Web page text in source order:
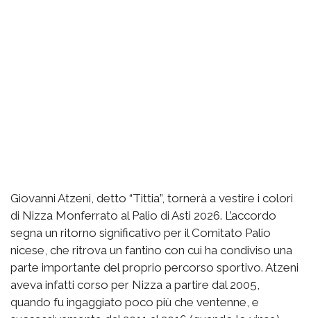
Giovanni Atzeni, detto “Tittia”, tornerà a vestire i colori
di Nizza Monferrato al Palio di Asti 2026. L’accordo
segna un ritorno significativo per il Comitato Palio
nicese, che ritrova un fantino con cui ha condiviso una
parte importante del proprio percorso sportivo. Atzeni
aveva infatti corso per Nizza a partire dal 2005,
quando fu ingaggiato poco più che ventenne, e